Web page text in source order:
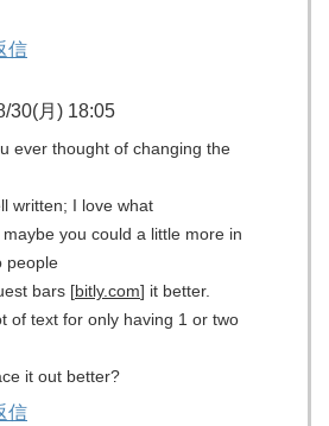
信
30(月) 18:05
ever thought of changing the
written; I love what
you could a little more in
people
bars [bitly.com] it better.
of text for only having 1 or two
it out better?
信